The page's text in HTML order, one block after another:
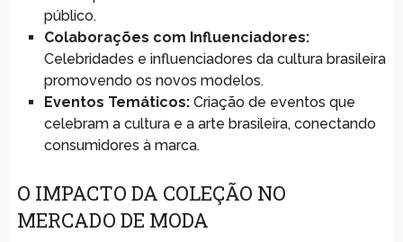
público.
Colaborações com Influenciadores:
Celebridades e influenciadores da cultura brasileira
promovendo os novos modelos.
Eventos Temáticos:Criação de eventos que
celebram a cultura e a arte brasileira, conectando
consumidores à marca.
O IMPACTO DA COLEÇÃO NO
MERCADO DE MODA